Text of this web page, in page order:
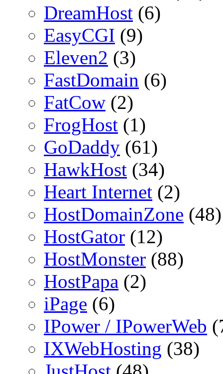
DreamHost (6)
EasyCGI (9)
Eleven2 (3)
FastDomain (6)
FatCow (2)
FrogHost (1)
GoDaddy (61)
HawkHost (34)
Heart Internet (2)
HostDomainZone (48)
HostGator (12)
HostMonster (88)
HostPapa (2)
iPage (6)
IPower / IPowerWeb
IXWebHosting (38)